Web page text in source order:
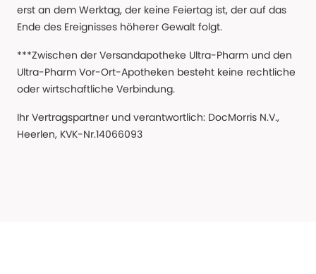
erst an dem Werktag, der keine Feiertag ist, der auf das
Ende des Ereignisses höherer Gewalt folgt.
***Zwischen der Versandapotheke Ultra-Pharm und den
Ultra-Pharm Vor-Ort-Apotheken besteht keine rechtliche
oder wirtschaftliche Verbindung.
Ihr Vertragspartner und verantwortlich: DocMorris N.V.,
Heerlen, KVK-Nr.14066093